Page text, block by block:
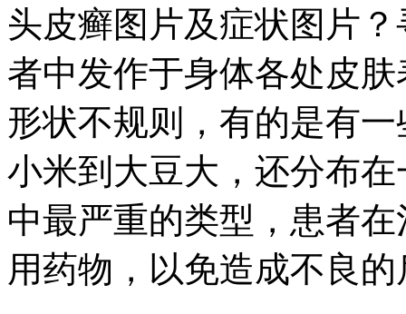
头皮癣图片及症状图片
者中发作于身体各处皮
形状不规则，有的是有
小米到大豆大，还分布
中最严重的类型，患者
用药物，以免造成不良